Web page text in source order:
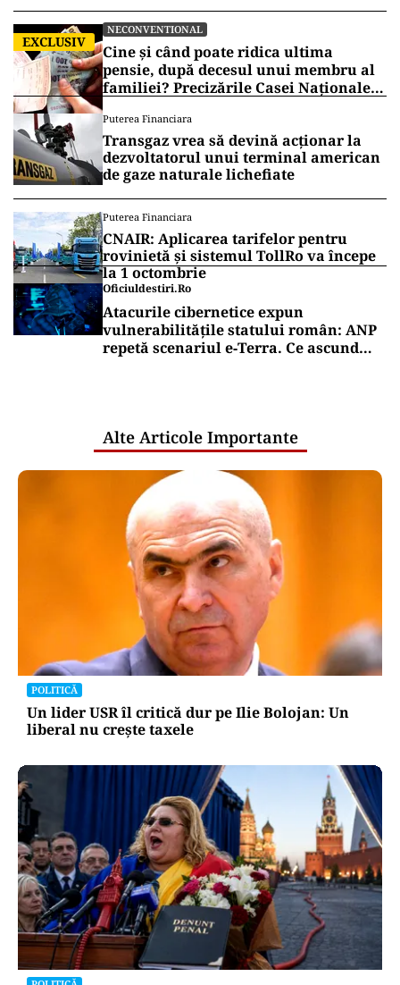
EXCLUSIV
NECONVENTIONAL
Cine și când poate ridica ultima
pensie, după decesul unui membru al
familiei? Precizările Casei Naționale
Puterea Financiara
Transgaz vrea să devină acționar la
dezvoltatorul unui terminal american
de gaze naturale lichefiate
Puterea Financiara
CNAIR: Aplicarea tarifelor pentru
rovinietă și sistemul TollRo va începe
la 1 octombrie
Oficiuldestiri.ro
Atacurile cibernetice expun
vulnerabilitățile statului român: ANP
repetă scenariul e‑Terra. Ce ascund
Alte Articole Importante
POLITICĂ
Un lider USR îl critică dur pe Ilie Bolojan: Un
liberal nu crește taxele